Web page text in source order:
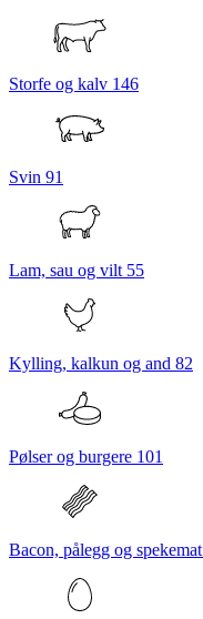
Storfe og kalv 146
Svin 91
Lam, sau og vilt 55
Kylling, kalkun og and 82
Pølser og burgere 101
Bacon, pålegg og spekemat